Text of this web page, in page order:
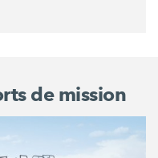
de mission